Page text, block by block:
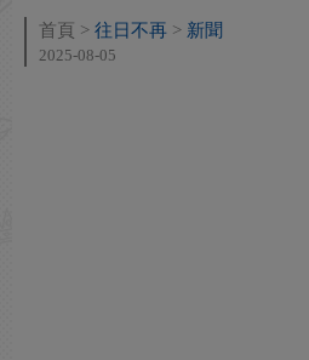
首頁 往日不再 新聞
2025-08-05